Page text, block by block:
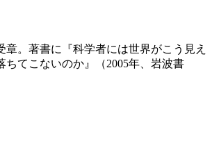
。著書に『科学者には世界がこう見え
てこないのか』（2005年、岩波書